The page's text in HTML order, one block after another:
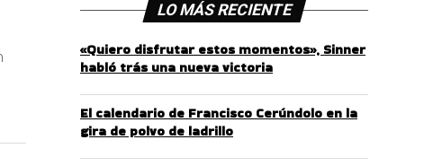
LO MÁS RECIENTE
«Quiero disfrutar estos momentos», Sinner
habló trás una nueva victoria
El calendario de Francisco Cerúndolo en la
gira de polvo de ladrillo